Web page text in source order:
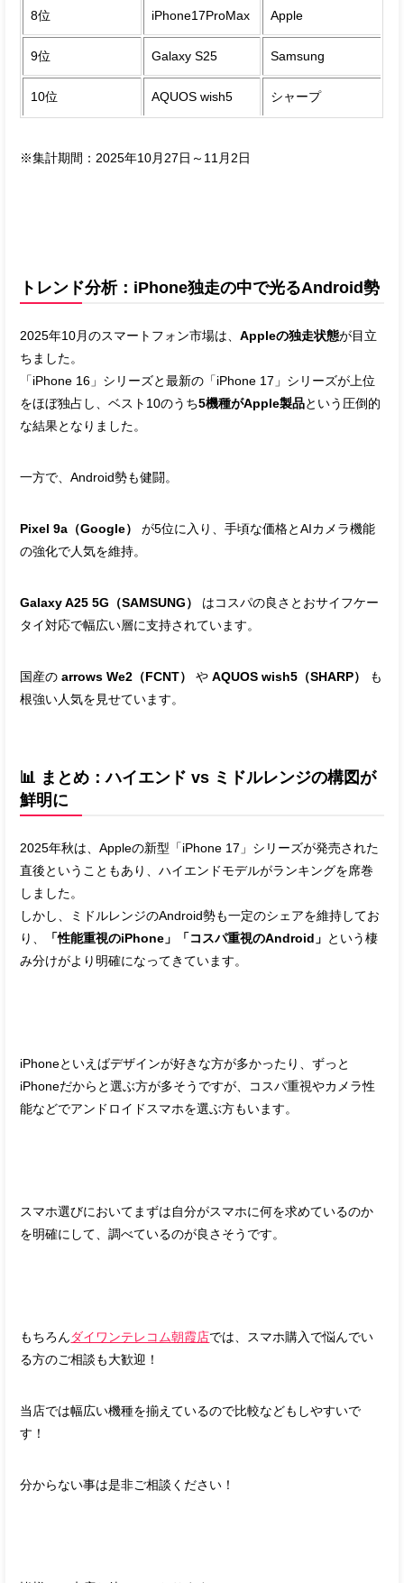
8位 iPhone17ProMax Apple
9位 Galaxy S25 Samsung
10位 AQUOS wish5 シャープ
※集計期間：2025年10月27日～11月2日
トレンド分析：iPhone独走の中で光るAndroid勢
2025年10月のスマートフォン市場は、Appleの独走状態が目立
ちました。
「iPhone 16」シリーズと最新の「iPhone 17」シリーズが上位
をほぼ独占し、ベスト10のうち5機種がApple製品という圧倒的
な結果となりました。
一方で、Android勢も健闘。
Pixel 9a（Google）
が5位に入り、手頃な価格とAIカメラ機能
の強化で人気を維持。
Galaxy A25 5G（SAMSUNG）
はコスパの良さとおサイフケー
タイ対応で幅広い層に支持されています。
国産のarrows We2（FCNT） やAQUOS wish5（SHARP）
も
根強い人気を見せています。
📊 まとめ：ハイエンド vs ミドルレンジの構図が
鮮明に
2025年秋は、Appleの新型「iPhone 17」シリーズが発売された
直後ということもあり、ハイエンドモデルがランキングを席巻
しました。
しかし、ミドルレンジのAndroid勢も一定のシェアを維持してお
り、
「性能重視のiPhone」「コスパ重視のAndroid」 という棲
み分けがより明確になってきています。
iPhoneといえばデザインが好きな方が多かったり、ずっと
iPhoneだからと選ぶ方が多そうですが、コスパ重視やカメラ性
能などでアンドロイドスマホを選ぶ方もいます。
スマホ選びにおいてまずは自分がスマホに何を求めているのか
を明確にして、調べているのが良さそうです。
もちろんダイワンテレコム朝霞店では、スマホ購入で悩んでい
る方のご相談も大歓迎！
当店では幅広い機種を揃えているので比較などもしやすいで
す！
分からない事は是非ご相談ください！